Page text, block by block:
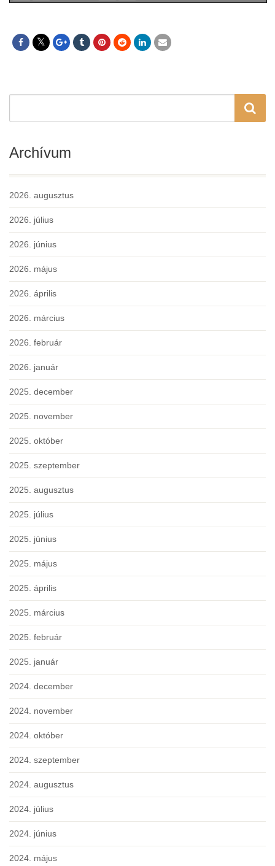
Archívum
2026. augusztus
2026. július
2026. június
2026. május
2026. április
2026. március
2026. február
2026. január
2025. december
2025. november
2025. október
2025. szeptember
2025. augusztus
2025. július
2025. június
2025. május
2025. április
2025. március
2025. február
2025. január
2024. december
2024. november
2024. október
2024. szeptember
2024. augusztus
2024. július
2024. június
2024. május